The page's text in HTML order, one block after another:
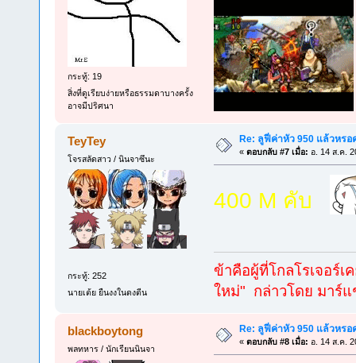
กระทู้: 19
สิ่งที่ดูเรียบง่ายหรือธรรมดาบางครั้ง
อาจมีปริศนา
TeyTey
โจรสลัดสาว / นินจาซึนะ
กระทู้: 252
นายเต้ย ยืนงงในดงตีน
Re: ลูฟี่ค่าหัว 950 แล้วหรอ
« ตอบกลับ #7 เมื่อ: อ. 14 ส.ค.
400 M คับ
ข้าคือผู้ที่โกลโรเจอร์เ
ใหม่" กล่าวโดย มาร์
blackboytong
พลทหาร / นักเรียนนินจา
Re: ลูฟี่ค่าหัว 950 แล้วหรอ
« ตอบกลับ #8 เมื่อ: อ. 14 ส.ค.